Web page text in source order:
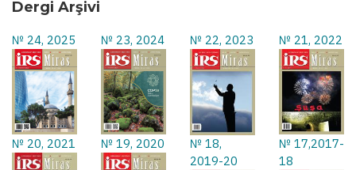
Dergi Arşivi
№ 24, 2025 № 23, 2024 № 22, 2023 № 21, 2022
№ 20, 2021 № 19, 2020
№ 18,
2019-20
№ 17,2017-
18